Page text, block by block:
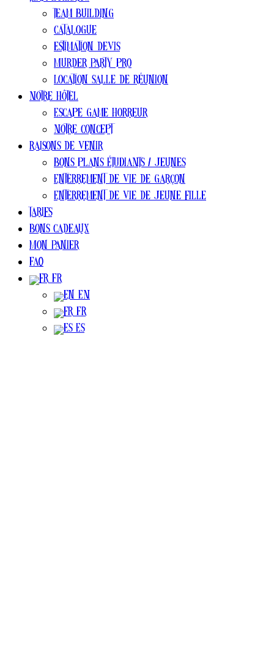
Team Building
Catalogue
estimation devis
Murder Party pro
Location salle de réunion
Notre Hôtel
Escape Game Horreur
Notre concept
Raisons de venir
Bons plans ÉTUDIANTS / jeunes
Enterrement de vie de garçon
Enterrement de vie de jeune fille
Tarifs
Bons cadeaux
Mon Panier
FAQ
FR
EN
FR
ES